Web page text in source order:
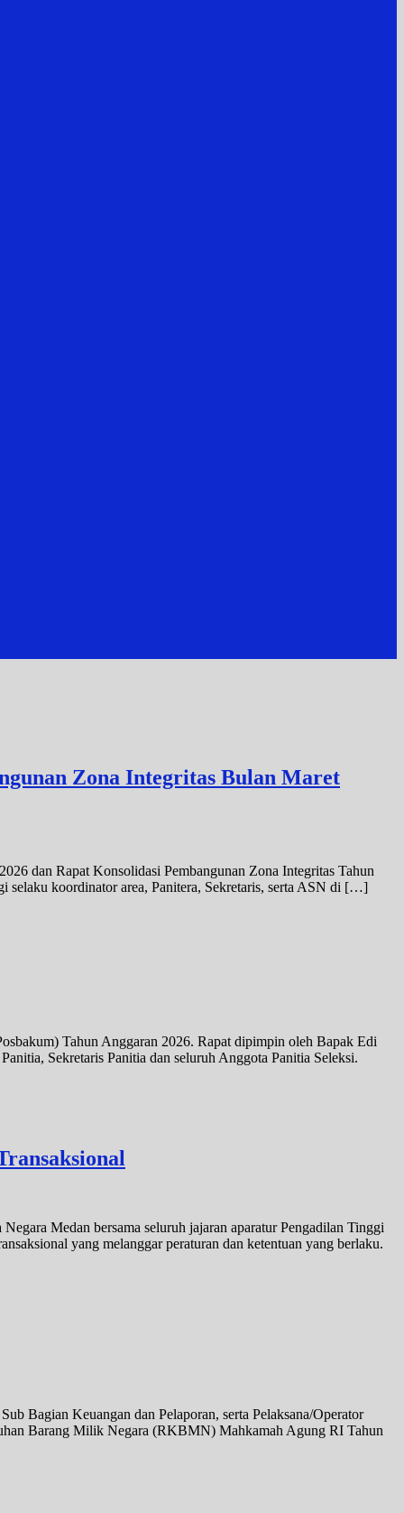
Zona Integritas Bulan Maret
dan Rapat Konsolidasi Pembangunan Zona Integritas Tahun
koordinator area, Panitera, Sekretaris, serta ASN di […]
Tahun Anggaran 2026. Rapat dipimpin oleh Bapak Edi
Sekretaris Panitia dan seluruh Anggota Panitia Seleksi.
Medan bersama seluruh jajaran aparatur Pengadilan Tinggi
yang melanggar peraturan dan ketentuan yang berlaku.
Bagian Keuangan dan Pelaporan, serta Pelaksana/Operator
Barang Milik Negara (RKBMN) Mahkamah Agung RI Tahun